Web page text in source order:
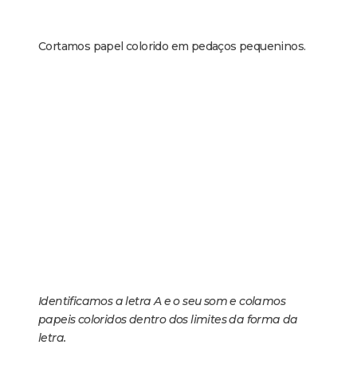
Cortamos papel colorido em pedaços pequeninos.
Identificamos a letra A e o seu som e colamos
papeis coloridos dentro dos limites da forma da
letra.